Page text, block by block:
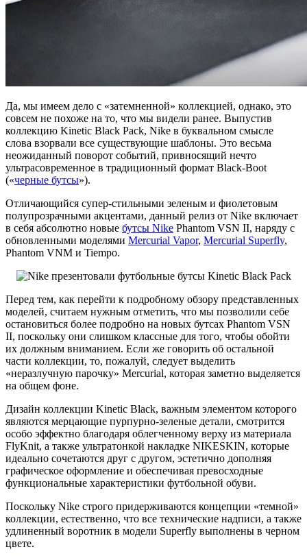
Да, мы имеем дело с «затемненной» коллекцией, однако, это
совсем не похоже на то, что мы видели ранее. Выпустив
коллекцию Kinetic Black Pack, Nike в буквальном смысле
слова взорвали все существующие шаблоны. Это весьма
неожиданный поворот событий, привносящий нечто
ультрасовременное в традиционный формат Black-Boot
(«черные бутсы»).
Отличающийся супер-стильными зеленым и фиолетовым
полупрозрачными акцентами, данный релиз от Nike включает
в себя абсолютно новые бутсы Nike Phantom VSN II, наряду с
обновленными моделями Mercurial Vapor, Mercurial Superfly,
Phantom VNM и Tiempo.
Перед тем, как перейти к подробному обзору представленных
моделей, считаем нужным отметить, что мы позволили себе
остановиться более подробно на новых бутсах Phantom VSN
II, поскольку они слишком классные для того, чтобы обойти
их должным вниманием. Если же говорить об остальной
части коллекции, то, пожалуй, следует выделить
«неразлучную парочку» Mercurial, которая заметно выделяется
на общем фоне.
Дизайн коллекции Kinetic Black, важным элементом которого
являются мерцающие пурпурно-зеленые детали, смотрится
особо эффектно благодаря облегченному верху из материала
FlyKnit, а также ультратонкой накладке NIKESKIN, которые
идеально сочетаются друг с другом, эстетично дополняя
графическое оформление и обеспечивая превосходные
функциональные характеристики футбольной обуви.
Поскольку Nike строго придерживаются концепции «темной»
коллекции, естественно, что все технические надписи, а также
удлиненный воротник в модели Superfly выполнены в черном
цвете.